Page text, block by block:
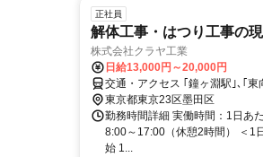
正社員
解体工事・はつり工事の
株式会社クラヤ工業
日給13,000円～20,000円
交通・アクセス ｢鐘ヶ淵駅｣､｢
東京都東京23区墨田区
勤務時間詳細 実働時間：1日あ
8:00～17:00（休憩2時間） ＜1
始 1...